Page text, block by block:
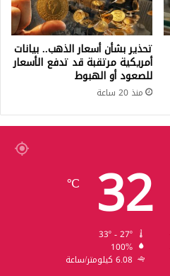
تحذير بشأن أسعار الذهب.. بيانات
أمريكية مرتقبة قد تدفع الأسعار
للصعود أو الهبوط
منذ 20 ساعة
32
℃
100%
6.08 كيلومتر/ساعة